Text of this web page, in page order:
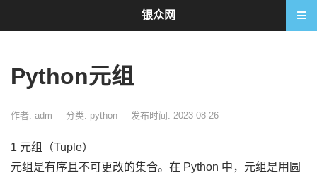
Python元组
作者: adm 分类: python 发布时间: 2023-08-26
1 元组（Tuple）
元组是有序且不可更改的集合。在 Python 中，元组是用圆
银众网